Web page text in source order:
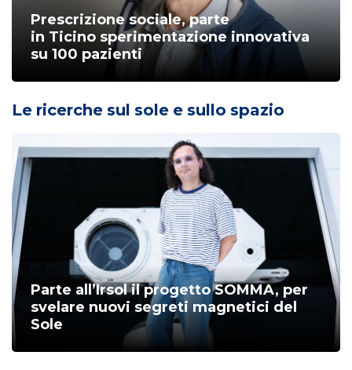
Prescrizione sociale, parte
in Ticino sperimentazione innovativa
su 100 pazienti
Le ricerche sul sole e sullo spazio
Parte all’Irsol il progetto SOMMA, per
svelare nuovi segreti magnetici del
Sole